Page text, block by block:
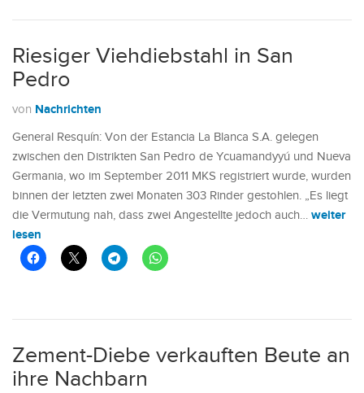
Riesiger Viehdiebstahl in San
Pedro
von Nachrichten
General Resquín: Von der Estancia La Blanca S.A. gelegen
zwischen den Distrikten San Pedro de Ycuamandyyú und Nueva
Germania, wo im September 2011 MKS registriert wurde, wurden
binnen der letzten zwei Monaten 303 Rinder gestohlen. „Es liegt
die Vermutung nah, dass zwei Angestellte jedoch auch… weiter
lesen
Zement-Diebe verkauften Beute an
ihre Nachbarn